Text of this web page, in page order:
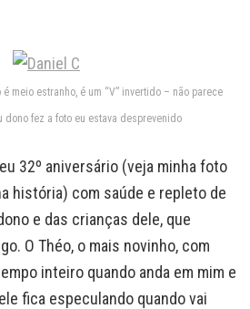
meio estranho, é um “V” invertido – não parece
dono fez a foto eu estava desprevenido
32º aniversário (veja minha foto
história) com saúde e repleto de
e das crianças dele, que
O Théo, o mais novinho, com
inteiro quando anda em mim e
fica especulando quando vai